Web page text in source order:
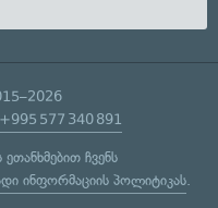
+995 577 340 891
ჩვენს
ინფორმაციის პოლიტიკას.